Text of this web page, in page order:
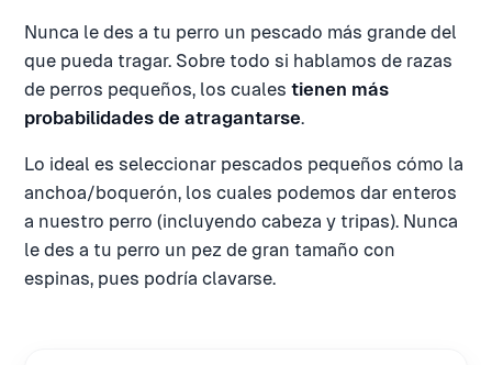
Nunca le des a tu perro un pescado más grande del
que pueda tragar. Sobre todo si hablamos de razas
de perros pequeños, los cuales tienen más
probabilidades de atragantarse.
Lo ideal es seleccionar pescados pequeños cómo la
anchoa/boquerón, los cuales podemos dar enteros
a nuestro perro (incluyendo cabeza y tripas). Nunca
le des a tu perro un pez de gran tamaño con
espinas, pues podría clavarse.